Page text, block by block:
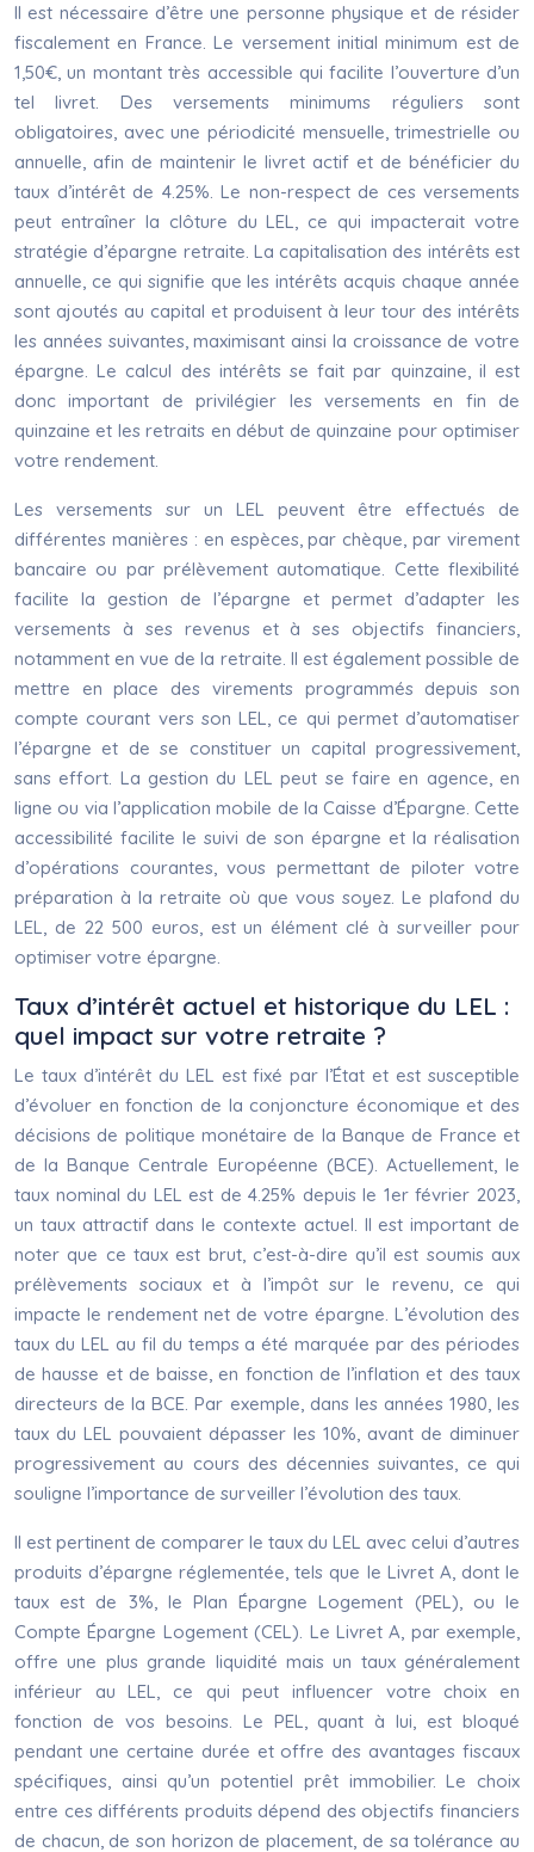
Il est nécessaire d’être une personne physique et de résider
fiscalement en France. Le versement initial minimum est de
1,50€, un montant très accessible qui facilite l’ouverture d’un
tel livret. Des versements minimums réguliers sont
obligatoires, avec une périodicité mensuelle, trimestrielle ou
annuelle, afin de maintenir le livret actif et de bénéficier du
taux d’intérêt de 4.25%. Le non-respect de ces versements
peut entraîner la clôture du LEL, ce qui impacterait votre
stratégie d’épargne retraite. La capitalisation des intérêts est
annuelle, ce qui signifie que les intérêts acquis chaque année
sont ajoutés au capital et produisent à leur tour des intérêts
les années suivantes, maximisant ainsi la croissance de votre
épargne. Le calcul des intérêts se fait par quinzaine, il est
donc important de privilégier les versements en fin de
quinzaine et les retraits en début de quinzaine pour optimiser
votre rendement.
Les versements sur un LEL peuvent être effectués de
différentes manières : en espèces, par chèque, par virement
bancaire ou par prélèvement automatique. Cette flexibilité
facilite la gestion de l’épargne et permet d’adapter les
versements à ses revenus et à ses objectifs financiers,
notamment en vue de la retraite. Il est également possible de
mettre en place des virements programmés depuis son
compte courant vers son LEL, ce qui permet d’automatiser
l’épargne et de se constituer un capital progressivement,
sans effort. La gestion du LEL peut se faire en agence, en
ligne ou via l’application mobile de la Caisse d’Épargne. Cette
accessibilité facilite le suivi de son épargne et la réalisation
d’opérations courantes, vous permettant de piloter votre
préparation à la retraite où que vous soyez. Le plafond du
LEL, de 22 500 euros, est un élément clé à surveiller pour
optimiser votre épargne.
Taux d’intérêt actuel et historique du LEL :
quel impact sur votre retraite ?
Le taux d’intérêt du LEL est fixé par l’État et est susceptible
d’évoluer en fonction de la conjoncture économique et des
décisions de politique monétaire de la Banque de France et
de la Banque Centrale Européenne (BCE). Actuellement, le
taux nominal du LEL est de 4.25% depuis le 1er février 2023,
un taux attractif dans le contexte actuel. Il est important de
noter que ce taux est brut, c’est-à-dire qu’il est soumis aux
prélèvements sociaux et à l’impôt sur le revenu, ce qui
impacte le rendement net de votre épargne. L’évolution des
taux du LEL au fil du temps a été marquée par des périodes
de hausse et de baisse, en fonction de l’inflation et des taux
directeurs de la BCE. Par exemple, dans les années 1980, les
taux du LEL pouvaient dépasser les 10%, avant de diminuer
progressivement au cours des décennies suivantes, ce qui
souligne l’importance de surveiller l’évolution des taux.
Il est pertinent de comparer le taux du LEL avec celui d’autres
produits d’épargne réglementée, tels que le Livret A, dont le
taux est de 3%, le Plan Épargne Logement (PEL), ou le
Compte Épargne Logement (CEL). Le Livret A, par exemple,
offre une plus grande liquidité mais un taux généralement
inférieur au LEL, ce qui peut influencer votre choix en
fonction de vos besoins. Le PEL, quant à lui, est bloqué
pendant une certaine durée et offre des avantages fiscaux
spécifiques, ainsi qu’un potentiel prêt immobilier. Le choix
entre ces différents produits dépend des objectifs financiers
de chacun, de son horizon de placement, de sa tolérance au